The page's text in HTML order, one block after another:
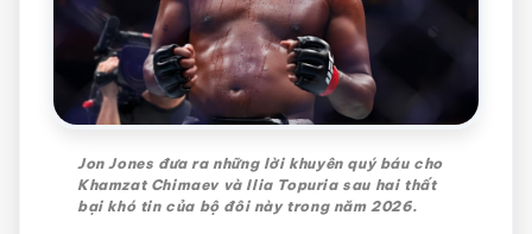
Jon Jones đưa ra những lời khuyên quý báu cho
Khamzat Chimaev và Ilia Topuria sau hai thất
bại khó tin của bộ đôi này trong năm 2026.